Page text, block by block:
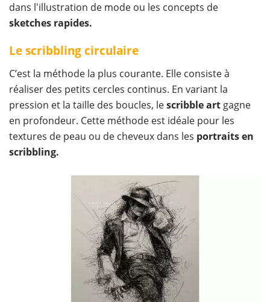
dans l'illustration de mode ou les concepts de
sketches rapides.
Le scribbling circulaire
C’est la méthode la plus courante. Elle consiste à
réaliser des petits cercles continus. En variant la
pression et la taille des boucles, lescribble art gagne
en profondeur. Cette méthode est idéale pour les
textures de peau ou de cheveux dans les portraits en
scribbling.